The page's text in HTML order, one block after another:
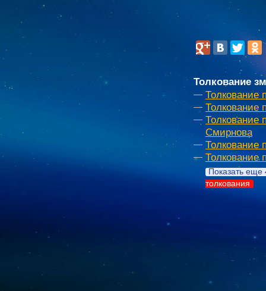
Толкование
Толкование
Толкование
Толкование
Смирнова
Толкование
Толкование
Показать еще
толкования